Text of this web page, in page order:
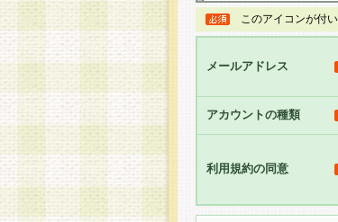
規約を任意に制定、
は、本規約において
して告知の案内を配
るものとします。
5.当社がお聞きする
のと考えております
合には、当社はその
社の取扱商品やサー
い。
このアイコンが付
メールアドレス
アカウントの種類
利用規約の同意